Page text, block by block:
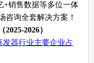
+销售数据等多位一体
咨询全套解决方案！
2025-2026）
发器行业主要企业占